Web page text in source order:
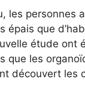
les personnes
que
étude ont
que les
découvert les